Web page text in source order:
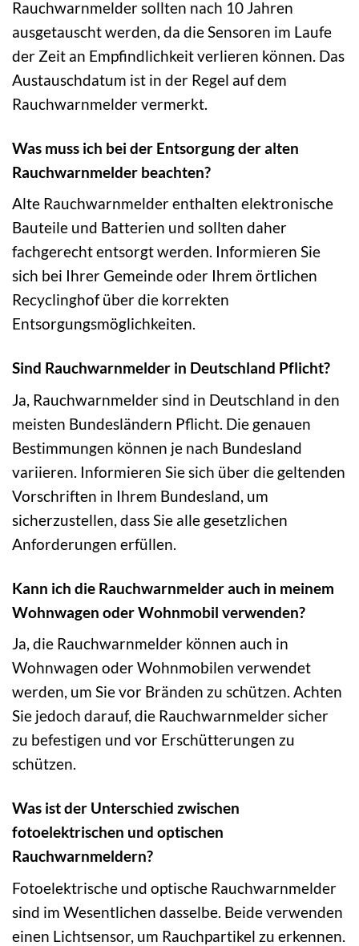
Rauchwarnmelder sollten nach 10 Jahren
ausgetauscht werden, da die Sensoren im Laufe
der Zeit an Empfindlichkeit verlieren können. Das
Austauschdatum ist in der Regel auf dem
Rauchwarnmelder vermerkt.
Was muss ich bei der Entsorgung der alten
Rauchwarnmelder beachten?
Alte Rauchwarnmelder enthalten elektronische
Bauteile und Batterien und sollten daher
fachgerecht entsorgt werden. Informieren Sie
sich bei Ihrer Gemeinde oder Ihrem örtlichen
Recyclinghof über die korrekten
Entsorgungsmöglichkeiten.
Sind Rauchwarnmelder in Deutschland Pflicht?
Ja, Rauchwarnmelder sind in Deutschland in den
meisten Bundesländern Pflicht. Die genauen
Bestimmungen können je nach Bundesland
variieren. Informieren Sie sich über die geltenden
Vorschriften in Ihrem Bundesland, um
sicherzustellen, dass Sie alle gesetzlichen
Anforderungen erfüllen.
Kann ich die Rauchwarnmelder auch in meinem
Wohnwagen oder Wohnmobil verwenden?
Ja, die Rauchwarnmelder können auch in
Wohnwagen oder Wohnmobilen verwendet
werden, um Sie vor Bränden zu schützen. Achten
Sie jedoch darauf, die Rauchwarnmelder sicher
zu befestigen und vor Erschütterungen zu
schützen.
Was ist der Unterschied zwischen
fotoelektrischen und optischen
Rauchwarnmeldern?
Fotoelektrische und optische Rauchwarnmelder
sind im Wesentlichen dasselbe. Beide verwenden
einen Lichtsensor, um Rauchpartikel zu erkennen.